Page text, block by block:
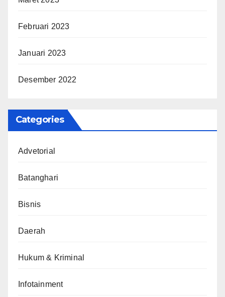
Februari 2023
Januari 2023
Desember 2022
Categories
Advetorial
Batanghari
Bisnis
Daerah
Hukum & Kriminal
Infotainment